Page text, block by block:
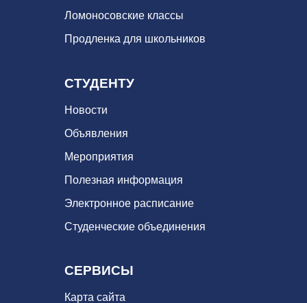
Ломоносовские классы
Продленка для школьников
СТУДЕНТУ
Новости
Объявления
Мероприятия
Полезная информация
Электронное расписание
Студенческие объединения
СЕРВИСЫ
Карта сайта